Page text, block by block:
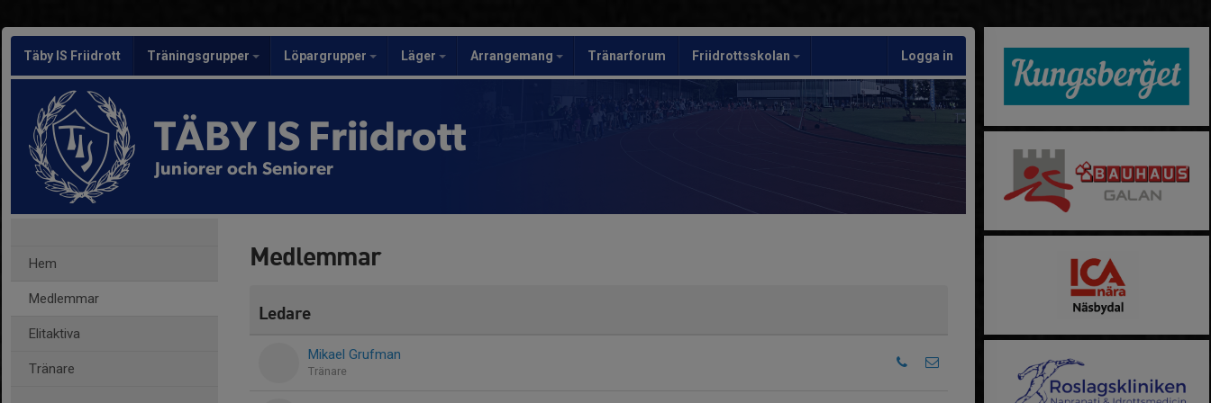
Täby IS Friidrott Träningsgrupper Löpargrupper Läger Arrangemang Tränarforum Friidrottsskolan Logga in
TÄBY IS Friidrott
Juniorer och Seniorer
Hem
Medlemmar
Elitaktiva
Tränare
Medlemmar
Ledare
Mikael Grufman
Tränare